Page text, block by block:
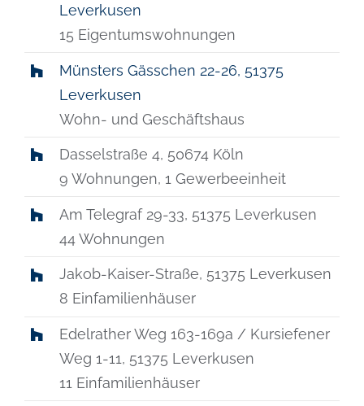
Leverkusen
15 Eigentumswohnungen
Münsters Gässchen 22-26, 51375
Leverkusen
Wohn- und Geschäftshaus
Dasselstraße 4, 50674 Köln
9 Wohnungen, 1 Gewerbeeinheit
Am Telegraf 29-33, 51375 Leverkusen
44 Wohnungen
Jakob-Kaiser-Straße, 51375 Leverkusen
8 Einfamilienhäuser
Edelrather Weg 163-169a / Kursiefener
Weg 1-11, 51375 Leverkusen
11 Einfamilienhäuser